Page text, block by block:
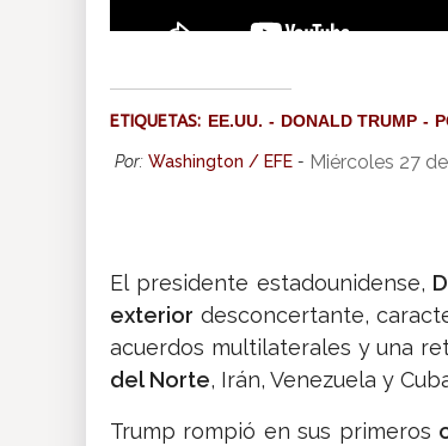
ETIQUETAS: EE.UU. DONALD TRUMP
Por: Washington / EFE - Miércoles 27
El presidente estadounidense,
exterior desconcertante,
acuerdos multilaterales y una
del Norte, Irán, Venezuela y
Trump rompió en sus primeros